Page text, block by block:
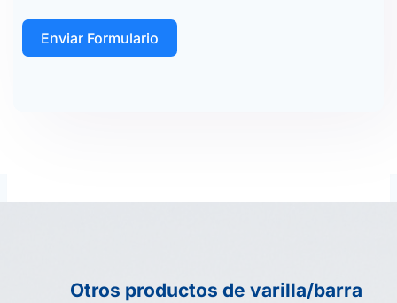
Enviar Formulario
Otros productos de varilla/barra